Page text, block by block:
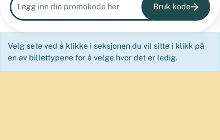
Bruk kode
Velg sete ved å klikke i seksjonen du vil sitte i klikk på
en av billettypene for å velge hvor det er ledig.